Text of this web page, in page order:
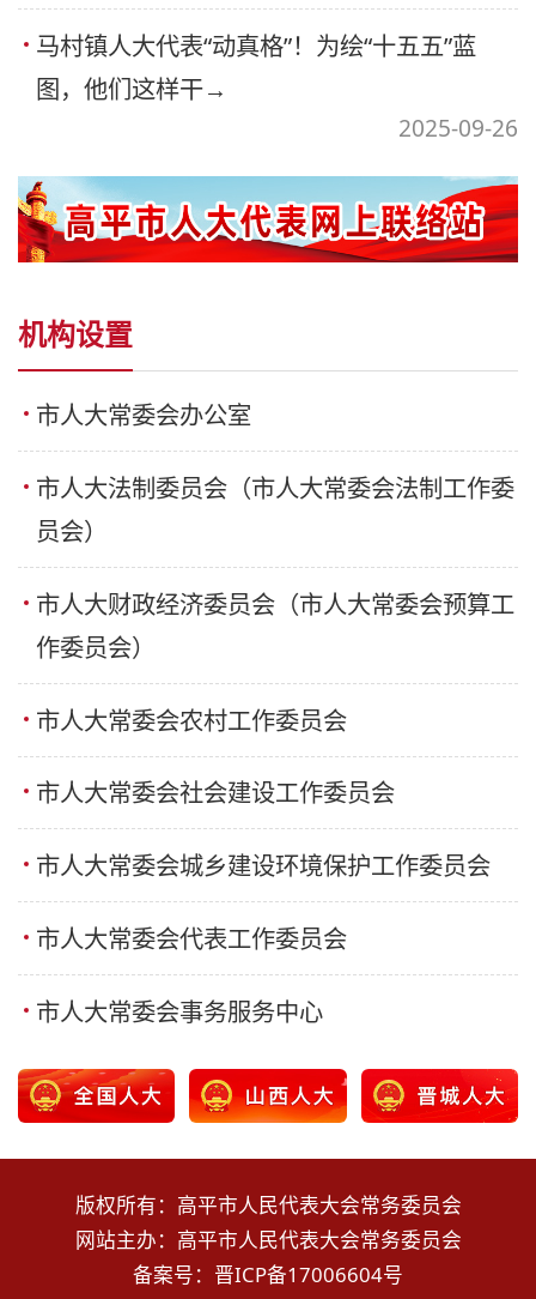
马村镇人大代表“动真格”！为绘“十五五”蓝
图，他们这样干→
2025-09-26
机构设置
市人大常委会办公室
市人大法制委员会（市人大常委会法制工作委
员会）
市人大财政经济委员会（市人大常委会预算工
作委员会）
市人大常委会农村工作委员会
市人大常委会社会建设工作委员会
市人大常委会城乡建设环境保护工作委员会
市人大常委会代表工作委员会
市人大常委会事务服务中心
版权所有：高平市人民代表大会常务委员会
网站主办：高平市人民代表大会常务委员会
备案号： 晋ICP备17006604号